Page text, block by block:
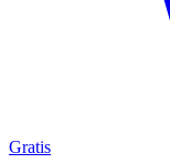
Gratis